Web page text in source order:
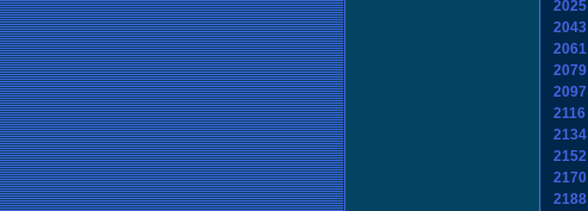
2025
2043
2061
2079
2097
2116
2134
2152
2170
2188